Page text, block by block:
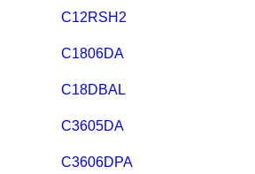
C12RSH2
C1806DA
C18DBAL
C3605DA
C3606DPA